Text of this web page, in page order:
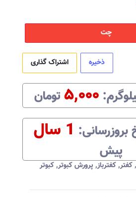
چت
ذخیره اشتراک گذاری
:‌ ۵,۰۰۰تومان
بروزرسانی:‌ 1 سال
پیش
,کفتر,کفترباز, پرورش کبوتر,کبوتر